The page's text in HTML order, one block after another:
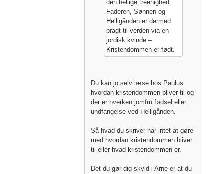
den hellige treenighed:
Faderen, Sønnen og
Helligånden er dermed
bragt til verden via en
jordisk kvinde –
Kristendommen er født.
Du kan jo selv læse hos Paulus
hvordan kristendommen bliver til og
der er hverken jomfru fødsel eller
undfangelse ved Helligånden.
Så hvad du skriver har intet at gøre
med hvordan kristendommen bliver
til eller hvad kristendommen er.
Det du gør dig skyld i Arne er at du